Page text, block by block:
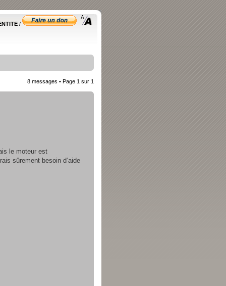
/
8 messages • Page 1 sur 1
le moteur est
sûrement besoin d‘aide